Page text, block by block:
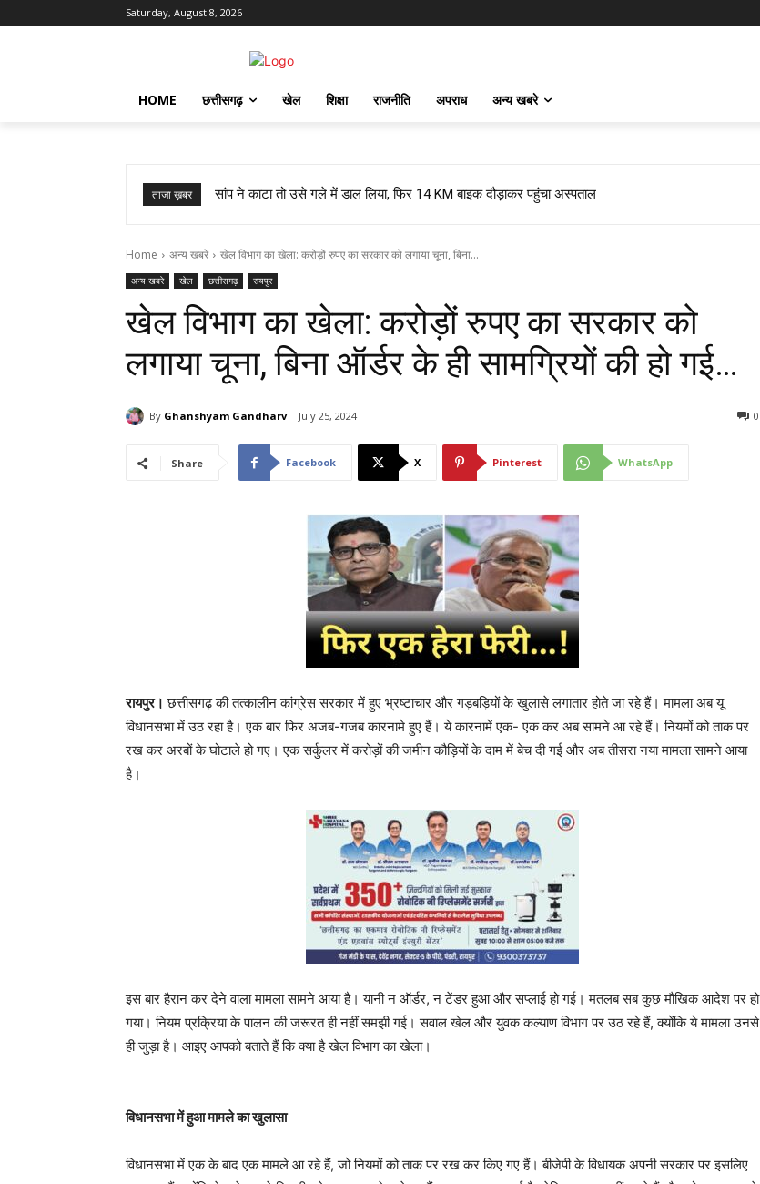
Saturday, August 8, 2026
HOME छत्तीसगढ़ खेल शिक्षा राजनीति अपराध अन्य खबरे
ताजा ख़बर सांप ने काटा तो उसे गले में डाल लिया, फिर 14 KM बाइक दौड़ाकर पहुंचा अस्पताल
Home अन्य खबरे खेल विभाग का खेला: करोड़ों रुपए का सरकार को लगाया चूना, बिना...
अन्य खबरे खेल छत्तीसगढ़ रायपुर
खेल विभाग का खेला: करोड़ों रुपए का सरकार को
लगाया चूना, बिना ऑर्डर के ही सामग्रियों की हो गई…
By Ghanshyam Gandharv July 25, 2024 0
Share Facebook X Pinterest WhatsApp
रायपुर। छत्तीसगढ़ की तत्कालीन कांग्रेस सरकार में हुए भ्रष्टाचार और गड़बड़ियों के खुलासे लगातार होते जा रहे हैं। मामला अब यू
विधानसभा में उठ रहा है। एक बार फिर अजब-गजब कारनामे हुए हैं। ये कारनामें एक- एक कर अब सामने आ रहे हैं। नियमों को ताक पर
रख कर अरबों के घोटाले हो गए। एक सर्कुलर में करोड़ों की जमीन कौड़ियों के दाम में बेच दी गई और अब तीसरा नया मामला सामने आया
है।
इस बार हैरान कर देने वाला मामला सामने आया है। यानी न ऑर्डर, न टेंडर हुआ और सप्लाई हो गई। मतलब सब कुछ मौखिक आदेश पर हो
गया। नियम प्रक्रिया के पालन की जरूरत ही नहीं समझी गई। सवाल खेल और युवक कल्याण विभाग पर उठ रहे हैं, क्योंकि ये मामला उनसे
ही जुड़ा है। आइए आपको बताते हैं कि क्या है खेल विभाग का खेला।
विधानसभा में हुआ मामले का खुलासा
विधानसभा में एक के बाद एक मामले आ रहे हैं, जो नियमों को ताक पर रख कर किए गए हैं। बीजेपी के विधायक अपनी सरकार पर इसलिए